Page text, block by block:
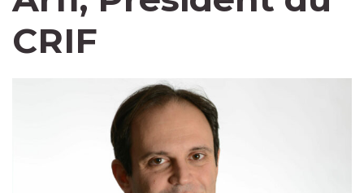
CRIF